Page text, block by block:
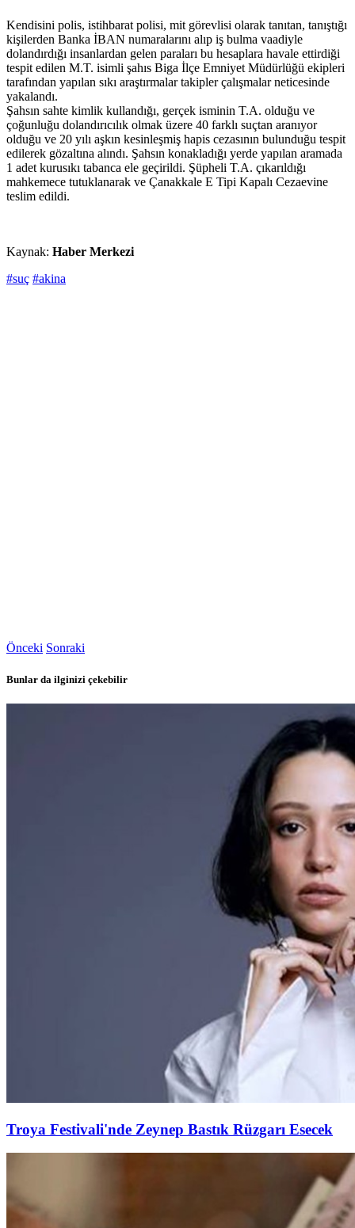
Kendisini polis, istihbarat polisi, mit görevlisi olarak tanıtan, tanıştığı
kişilerden Banka İBAN numaralarını alıp iş bulma vaadiyle
dolandırdığı insanlardan gelen paraları bu hesaplara havale ettirdiği
tespit edilen M.T. isimli şahıs Biga İlçe Emniyet Müdürlüğü ekipleri
tarafından yapılan sıkı araştırmalar takipler çalışmalar neticesinde
yakalandı.
Şahsın sahte kimlik kullandığı, gerçek isminin T.A. olduğu ve
çoğunluğu dolandırıcılık olmak üzere 40 farklı suçtan aranıyor
olduğu ve 20 yılı aşkın kesinleşmiş hapis cezasının bulunduğu tespit
edilerek gözaltına alındı. Şahsın konakladığı yerde yapılan aramada
1 adet kurusıkı tabanca ele geçirildi. Şüpheli T.A. çıkarıldığı
mahkemece tutuklanarak ve Çanakkale E Tipi Kapalı Cezaevine
teslim edildi.
Kaynak: Haber Merkezi
#suç #akina
Önceki Sonraki
Bunlar da ilginizi çekebilir
Troya Festivali'nde Zeynep Bastık Rüzgarı Esecek